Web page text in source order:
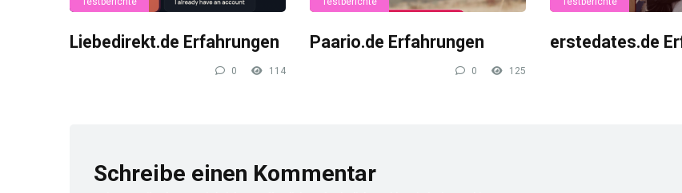
Liebedirekt.de Erfahrungen
0 114
Paario.de Erfahrungen
0 125
erstedates.de
Schreibe einen Kommentar